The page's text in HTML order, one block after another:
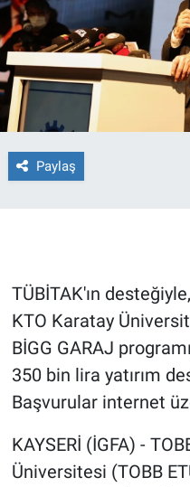
Paylaş
TÜBİTAK'ın
KTO Karatay
BİGG GARAJ
350 bin lira yatırım
Başvurular internet
KAYSERİ (İGFA) -
Üniversitesi (TOBB
Künye
Son Dakika
Haber Arşivi